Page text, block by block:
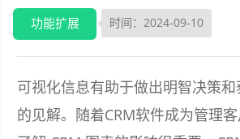
功能扩展 时间：2024-09-10
可视化信息有助于做出明智决策
的见解。随着CRM软件成为管理客